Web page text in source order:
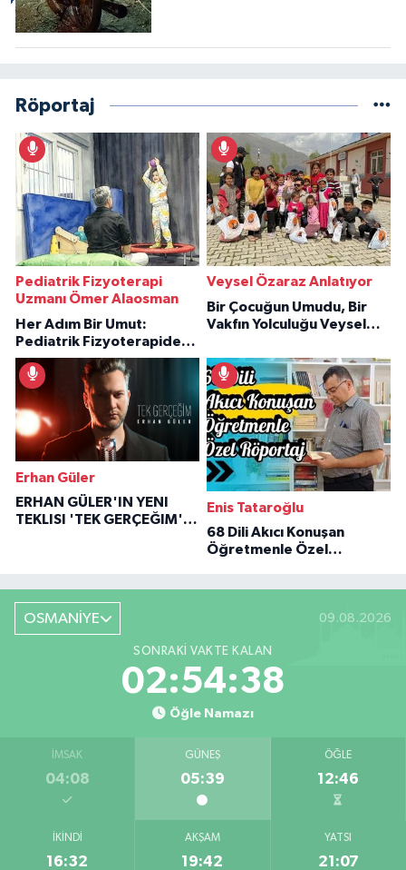
Röportaj
Pediatrik Fizyoterapi
Uzmanı Ömer Alaosman
Her Adım Bir Umut:
Pediatrik Fizyoterapiden
İlham Veren Hikâyeler
Veysel Özaraz Anlatıyor
Bir Çocuğun Umudu, Bir
Vakfın Yolculuğu Veysel
Erhan Güler
ERHAN GÜLER'IN YENI
TEKLISI 'TEK GERÇEĞIM'LE
Enis Tataroğlu
68 Dili Akıcı Konuşan
Öğretmenle Özel
OSMANİYE 09.08.2026
SONRAKI VAKTE KALAN
02:54:37
Öğle Namazı
İMSAK
04:08
GÜNEŞ
05:39
ÖĞLE
12:46
İKINDI
16:32
AKŞAM
19:42
YATSI
21:07